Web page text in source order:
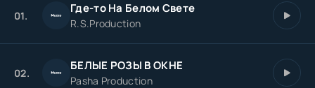
01. Где-то На Белом Свете
R.S.Production
02. БЕЛЫЕ РОЗЫ В ОКНЕ
Pasha Production